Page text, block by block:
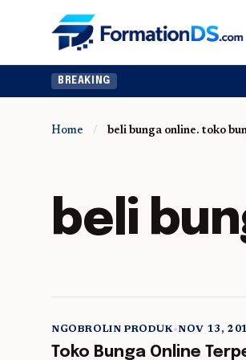
BREAKING
Home / beli bunga online. toko
beli
NGOBROLIN PRODUK•NOV 13,
Toko Bunga Online